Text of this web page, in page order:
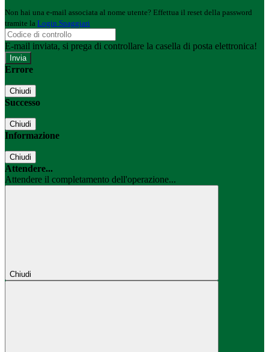
Non hai una e-mail associata al nome utente? Effettua il reset della password
tramite la Login Spaggiari
E-mail inviata, si prega di controllare la casella di posta elettronica!
Errore
Chiudi
Successo
Chiudi
Informazione
Chiudi
Attendere...
Attendere il completamento dell'operazione...
Chiudi